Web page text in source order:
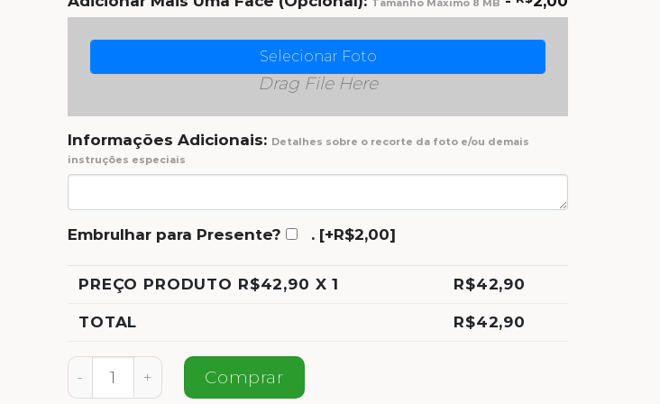
Tamanho Máximo 8 MB
Selecionar Foto
Drag File Here
Informações Adicionais: Detalhes sobre o recorte da foto e/ou demais
instruções especiais
Embrulhar para Presente? . [+R$2,00]
PREÇO PRODUTO R$42,90 X 1 R$42,90
TOTAL R$42,90
Personalizada Dog Clássico quantidade
Comprar